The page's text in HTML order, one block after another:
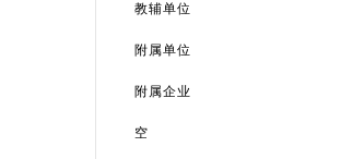
教辅单位
附属单位
附属企业
空